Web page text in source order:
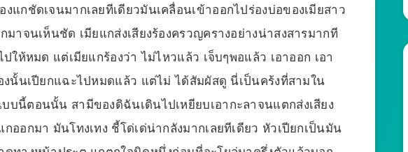
กชัดเจนมากเลยทีเดียวมันเคลื่อนเข้าออกไปร่องบ่อของเมียสาว
าจนเห็นชัด เมียแกส่งเสียงร้องครวญครางอย่างน่าสงสารมากที
ให้หมด แต่เมียแกร้องว่า ไม่ไหวแล้ว เจ็บๆพอแล้ว เอาออก เอา
นั้นเปียกแฉะไปหมดแล้ว แต่ไม่ ได้สัมผัสดู นี่เป็นคร้งที่สามใน
นี้ตอนนั้น สามีของดิฉันเดินไปเหยียบเอากะลาจนแตกส่งเสียง
อกมา มันโทงเทง ชี้โด่เด่น่ากลังมากเลยทีเดียว หัวเปียกเป็นมัน